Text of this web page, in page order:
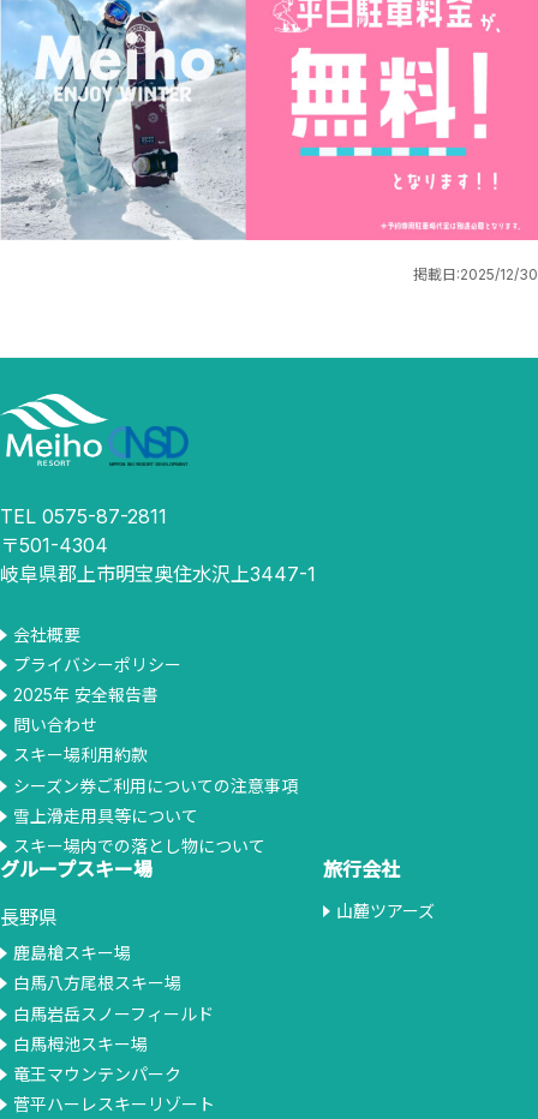
掲載日:2025/12/30
TEL 0575-87-2811
〒501-4304
岐阜県郡上市明宝奥住水沢上3447-1
会社概要
プライバシーポリシー
2025年 安全報告書
問い合わせ
スキー場利用約款
シーズン券ご利用についての注意事項
雪上滑走用具等について
スキー場内での落とし物について
グループスキー場
長野県
鹿島槍スキー場
白馬八方尾根スキー場
白馬岩岳スノーフィールド
白馬栂池スキー場
竜王マウンテンパーク
菅平ハーレスキーリゾート
旅行会社
山麓ツアーズ